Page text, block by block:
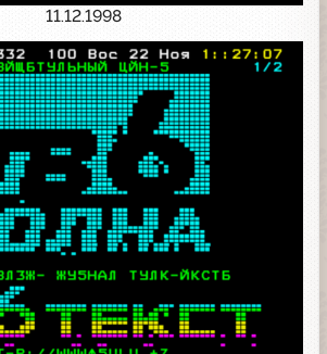
11.12.1998